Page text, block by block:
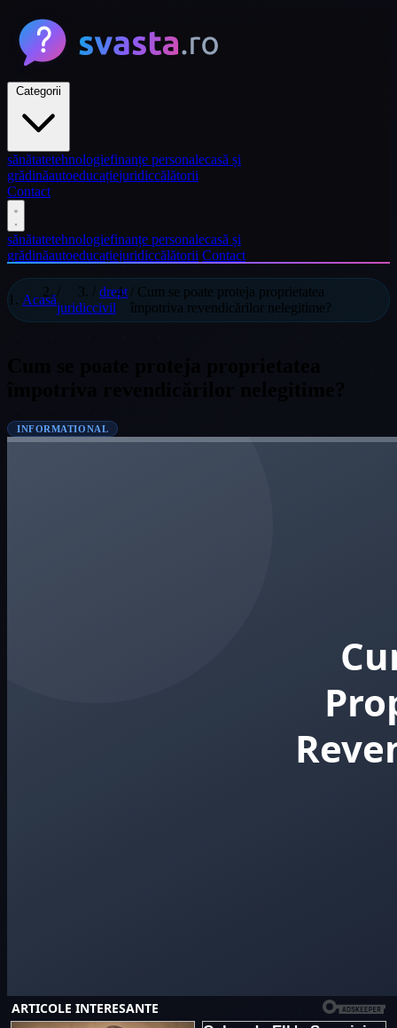
sănătatetehnologiefinanțe personalecasă și
grădinăautoeducațiejuridiccălătorii
Contact
sănătatetehnologiefinanțe personalecasă și
grădinăautoeducațiejuridiccălătorii Contact
Acasă
juridic
drept
civil
/ Cum se poate proteja proprietatea
împotriva revendicărilor nelegitime?
INFORMATIONAL